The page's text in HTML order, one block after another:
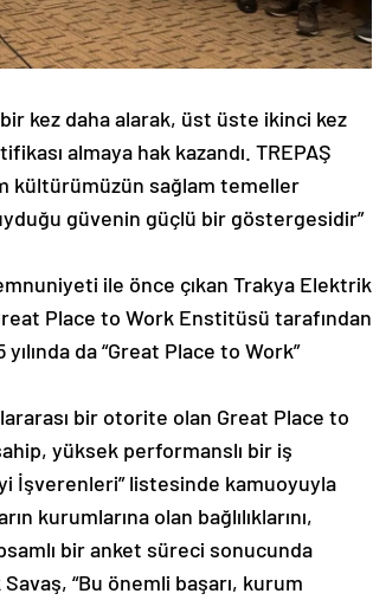
bir kez daha alarak, üst üste ikinci kez
almaya hak kazandı. TREPAŞ
kültürümüzün sağlam temeller
güvenin güçlü bir göstergesidir”
ile önce çıkan Trakya Elektrik
Place to Work Enstitüsü tarafından
da “Great Place to Work”
bir otorite olan Great Place to
yüksek performanslı bir iş
İşverenleri” listesinde kamuoyuyla
kurumlarına olan bağlılıklarını,
bir anket süreci sonucunda
“Bu önemli başarı, kurum